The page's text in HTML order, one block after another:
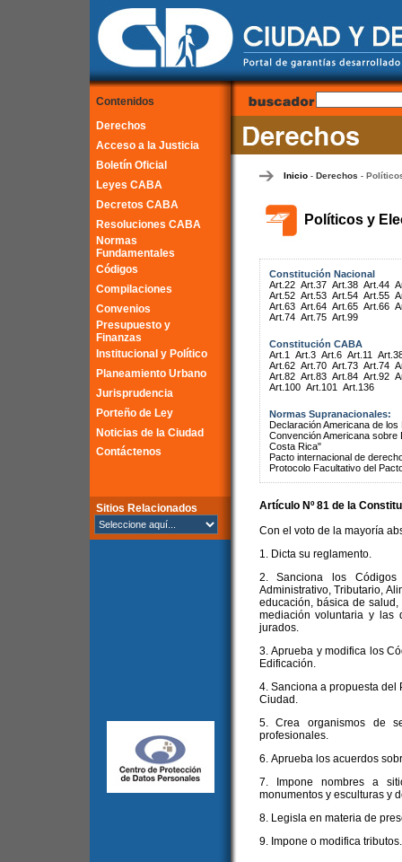
Contenidos
Derechos
Acceso a la Justicia
Boletín Oficial
Leyes CABA
Decretos CABA
Resoluciones CABA
Normas
Fundamentales
Códigos
Compilaciones
Convenios
Presupuesto y
Finanzas
Institucional y Político
Planeamiento Urbano
Jurisprudencia
Porteño de Ley
Noticias de la Ciudad
Contáctenos
Sitios Relacionados
Inicio- Derechos -
Políticos y
Constitución Nacional
Art.22 Art.37 Art.38 Art.44
Art.52 Art.53 Art.54 Art.55
Art.63 Art.64 Art.65 Art.66
Art.74 Art.75 Art.99
Constitución CABA
Art.1
Art.3 Art.6 Art.11
Art.62 Art.70 Art.73 Art.74
Art.82 Art.83 Art.84 Art.92
Art.100 Art.101 Art.136
Normas Supranacionales:
Declaración Americana de
Convención Americana
Costa Rica"
Pacto internacional de
Protocolo Facultativo del
Artículo Nº 81 de la
Con el voto de la mayoría
1. Dicta su reglamento.
2. Sanciona los Códigos
Administrativo, Tributario,
educación, básica de
mediación voluntaria y las
jurados.
3. Aprueba y modifica los
Edificación.
4. Sanciona a propuesta del
Ciudad.
5. Crea organismos de
profesionales.
6. Aprueba los acuerdos
7. Impone nombres a
monumentos y esculturas y
8. Legisla en materia de
9. Impone o modifica tributos.